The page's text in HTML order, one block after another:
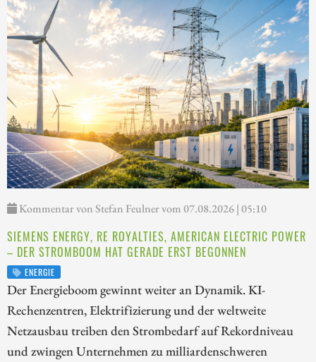
Kommentar von Stefan Feulner vom 07.08.2026 | 05:10
SIEMENS ENERGY, RE ROYALTIES, AMERICAN ELECTRIC POWER
– DER STROMBOOM HAT GERADE ERST BEGONNEN
ENERGIE
Der Energieboom gewinnt weiter an Dynamik. KI-
Rechenzentren, Elektrifizierung und der weltweite
Netzausbau treiben den Strombedarf auf Rekordniveau
und zwingen Unternehmen zu milliardenschweren